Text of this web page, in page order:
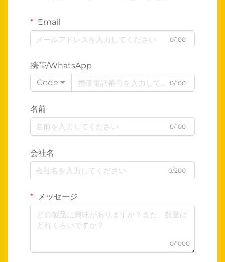
Email
0/100
携帯/WhatsApp
Code
0/100
名前
0/100
会社名
0/200
メッセージ
0/1000